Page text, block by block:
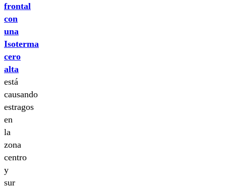
frontal
con
una
Isoterma
cero
alta
está
causando
estragos
en
la
zona
centro
y
sur